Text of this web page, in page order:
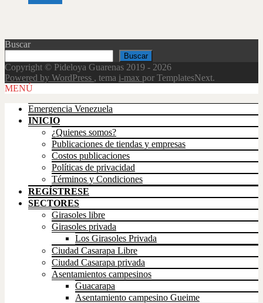
Buscar
Buscar
Copyright © Pideloya Guarenas 2019 - 2026
Powered by WordPress , tema i-max por TemplatesNext.
Scroll
MENÚ
Emergencia Venezuela
INICIO
¿Quienes somos?
Publicaciones de tiendas y empresas
Costos publicaciones
Políticas de privacidad
Términos y Condiciones
REGÍSTRESE
SECTORES
Girasoles libre
Girasoles privada
Los Girasoles Privada
Ciudad Casarapa Libre
Ciudad Casarapa privada
Asentamientos campesinos
Guacarapa
Asentamiento campesino Gueime